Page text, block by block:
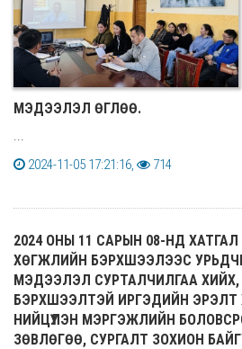
МЭДЭЭЛЭЛ ӨГЛӨӨ.
...
2024-11-05 17:21:16,
714
2024 ОНЫ 11 САРЫН 08-НД
ХӨГЖЛИЙН БЭРХШЭЭЛЭЭС
МЭДЭЭЛЭЛ СУРТАЛЧИЛГАА
БЭРХШЭЭЛТЭЙ ИРГЭДИЙН ЭРЭЛТ
НИЙЦҮҮЛЭН МЭРГЭЖЛИЙН
ЗӨВЛӨГӨӨ, СУРГАЛТ ЗОХИОН